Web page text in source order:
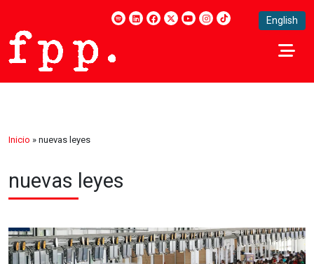
English
Inicio » nuevas leyes
nuevas leyes